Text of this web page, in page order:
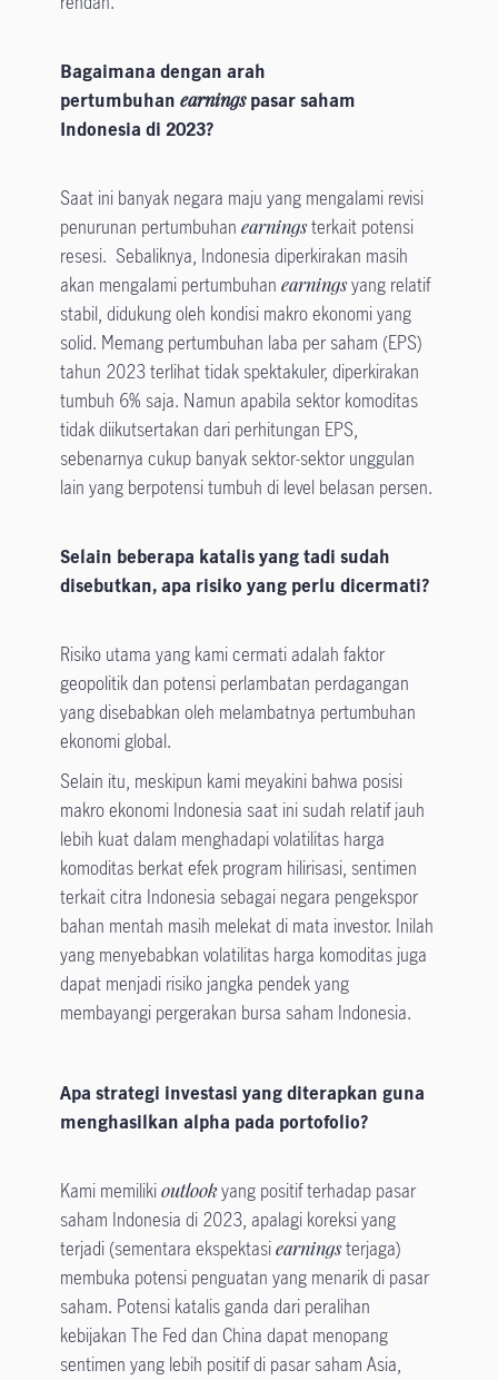
Bagaimana dengan arah
pertumbuhan earningspasar saham
Indonesia di 2023?
Saat ini banyak negara maju yang mengalami revisi
penurunan pertumbuhan earningsterkait potensi
resesi. Sebaliknya, Indonesia diperkirakan masih
akan mengalami pertumbuhan earningsyang relatif
stabil, didukung oleh kondisi makro ekonomi yang
solid. Memang pertumbuhan laba per saham (EPS)
tahun 2023 terlihat tidak spektakuler, diperkirakan
tumbuh 6% saja. Namun apabila sektor komoditas
tidak diikutsertakan dari perhitungan EPS,
sebenarnya cukup banyak sektor-sektor unggulan
lain yang berpotensi tumbuh di level belasan persen.
Selain beberapa katalis yang tadi sudah
disebutkan, apa risiko yang perlu dicermati?
Risiko utama yang kami cermati adalah faktor
geopolitik dan potensi perlambatan perdagangan
yang disebabkan oleh melambatnya pertumbuhan
ekonomi global.
Selain itu, meskipun kami meyakini bahwa posisi
makro ekonomi Indonesia saat ini sudah relatif jauh
lebih kuat dalam menghadapi volatilitas harga
komoditas berkat efek program hilirisasi, sentimen
terkait citra Indonesia sebagai negara pengekspor
bahan mentah masih melekat di mata investor. Inilah
yang menyebabkan volatilitas harga komoditas juga
dapat menjadi risiko jangka pendek yang
membayangi pergerakan bursa saham Indonesia.
Apa strategi investasi yang diterapkan guna
menghasilkan alpha pada portofolio?
Kami memilikioutlookyang positif terhadap pasar
saham Indonesia di 2023, apalagi koreksi yang
terjadi (sementara ekspektasiearningsterjaga)
membuka potensi penguatan yang menarik di pasar
saham. Potensi katalis ganda dari peralihan
kebijakan The Fed dan China dapat menopang
sentimen yang lebih positif di pasar saham Asia,